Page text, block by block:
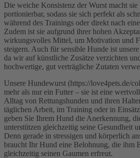
Die weiche Konsistenz der Wurst macht sie
portionierbar, sodass sie sich perfekt als
während des Trainings oder direkt nach
Zudem ist sie aufgrund ihrer hohen
wirkungsvolles Mittel, um Motivation und
steigern. Auch für sensible Hunde ist
da wir auf künstliche Zusätze verzichten
hochwertige, gut verträgliche Zutaten
Unsere Hundewurst (https://love4pets.de/
mehr als nur ein Futter – sie ist eine
Alltag von Rettungshunden und ihren
täglichen Arbeit, im Training oder in
geben Sie Ihrem Hund die Anerkennung,
unterstützen gleichzeitig seine Gesundheit
Denn gerade in stressigen und körperlich
braucht Ihr Hund eine Belohnung, die ihm
gleichzeitig seinen Gaumen erfreut.